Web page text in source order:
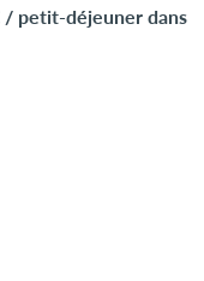
petit-déjeuner dans